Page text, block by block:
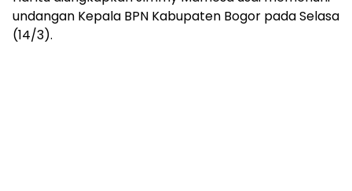
undangan Kepala BPN Kabupaten Bogor pada Selasa
(14/3).